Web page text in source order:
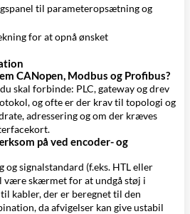
til parameteropsætning og
for at opnå ønsket
CANopen, Modbus og Profibus?
skal forbinde: PLC, gateway og drev
og ofte er der krav til topologi og
adressering og om der kræves
på ved encoder- og
signalstandard (f.eks. HTL eller
være skærmet for at undgå støj i
kabler, der er beregnet til den
da afvigelser kan give ustabil